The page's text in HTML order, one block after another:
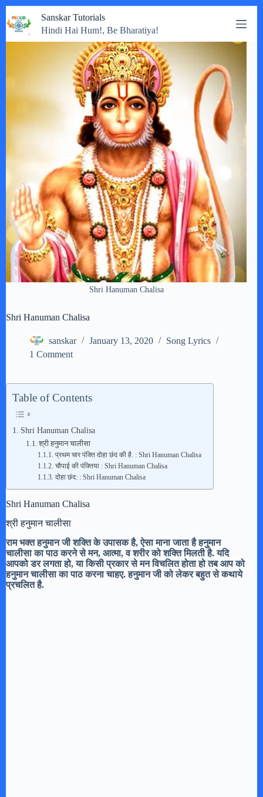
to
content
Sanskar Tutorials
Hindi Hai Hum!, Be Bharatiya!
Shri Hanuman Chalisa
Shri Hanuman Chalisa
sanskar January 13, 2020
Song Lyrics
1 Comment
Table of Contents
Shri Hanuman Chalisa
श्री हनुमान चालीसा
प्रथम चार पंक्ति दोहा छंद की है. : Shri Hanuman Chalisa
चौपाई की पंक्तिया : Shri Hanuman Chalisa
दोहा छंद: : Shri Hanuman Chalisa
Shri Hanuman Chalisa
श्री हनुमान चालीसा
राम भक्त हनुमान जी शक्ति के उपासक है, ऐसा माना जाता है हनुमान
चालीसा का पाठ करने से मन, आत्मा, व शरीर को शक्ति मिलती है. यदि
आपको डर लगता हो, या किसी प्रकार से मन विचलित होता हो तब आप को
हनुमान चालीसा का पाठ करना चाहए. हनुमान जी को लेकर बहुत से कथाये
प्रचलित है.